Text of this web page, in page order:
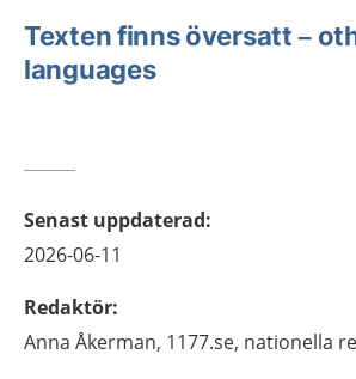
Texten finns översatt –
languages
Senast uppdaterad:
2026-06-11
Redaktör:
Anna Åkerman, 1177.se, nationella